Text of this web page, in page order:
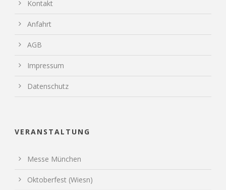
Kontakt
Anfahrt
AGB
Impressum
Datenschutz
VERANSTALTUNG
Messe München
Oktoberfest (Wiesn)